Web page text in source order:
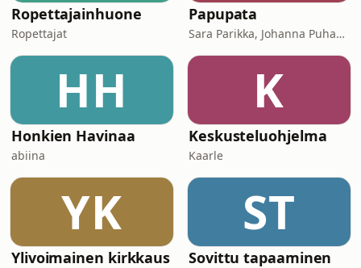
Ropettajainhuone
Ropettajat
Papupata
Sara Parikka, Johanna Puhakka
HH
Honkien Havinaa
abiina
K
Keskusteluohjelma
Kaarle
YK
Ylivoimainen kirkkaus
ST
Sovittu tapaaminen